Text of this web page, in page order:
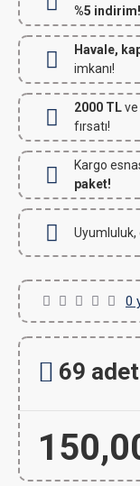
%5 indirim!
Havale,
imkanı!
2000 TLve
fırsatı!
Kargo
paket!
Uyumluluk,
0
69 adet